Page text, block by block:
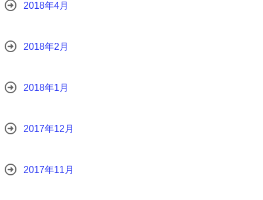
2018年4月
2018年2月
2018年1月
2017年12月
2017年11月